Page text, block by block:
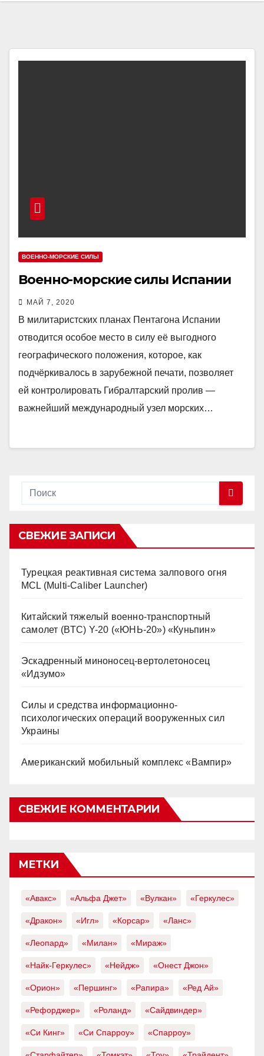
ВОЕННО-МОРСКИЕ СИЛЫ
Военно-морские силы Испании
МАЙ 7, 2020
В милитаристских планах Пентагона Испании
отводится особое место в силу её выгодного
географического положения, которое, как
подчёркивалось в зарубежной печати, позволяет
ей контролировать Гибралтарский пролив —
важнейший международный узел морских…
СВЕЖИЕ ЗАПИСИ
Турецкая реактивная система залпового огня
MCL (Multi-Caliber Launcher)
Китайский тяжелый военно-транспортный
самолет (BTC) Y-20 («ЮНЬ-20») «Куньпин»
Эскадренный миноносец-вертолетоносец
«Идзумо»
Силы и средства информационно-
психологических операций вооруженных сил
Украины
Американский мобильный комплекс «Вампир»
СВЕЖИЕ КОММЕНТАРИИ
МЕТКИ
«Авакс» «Альфа Джет» «Вулкан» «Геркулес»
«Дракон» «Игл» «Корсар» «Ланс»
«Леопард» «Милан» «Мираж»
«Найк-Геркулес» «Нейдж» «Онест Джон»
«Орион» «Першинг» «Рапира» «Ред Ай»
«Рефорджер» «Роланд» «Сайдвиндер»
«Си Кинг» «Си Спарроу» «Спарроу»